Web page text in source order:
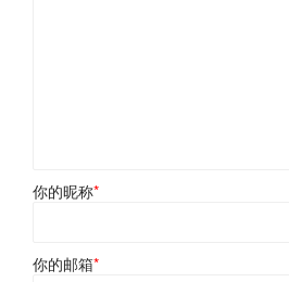
你的昵称*
你的邮箱*